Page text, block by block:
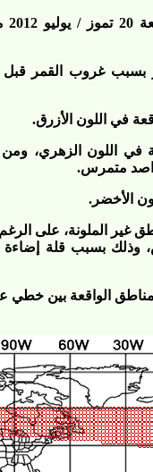
بسبب غروب القمر
في اللون الأزرق.
في اللون الزهري، ومن
متمرس.
الأخضر.
غير الملونة، على
بسبب قلة إضاءة
بين خطي عرض 60 شمالا و60